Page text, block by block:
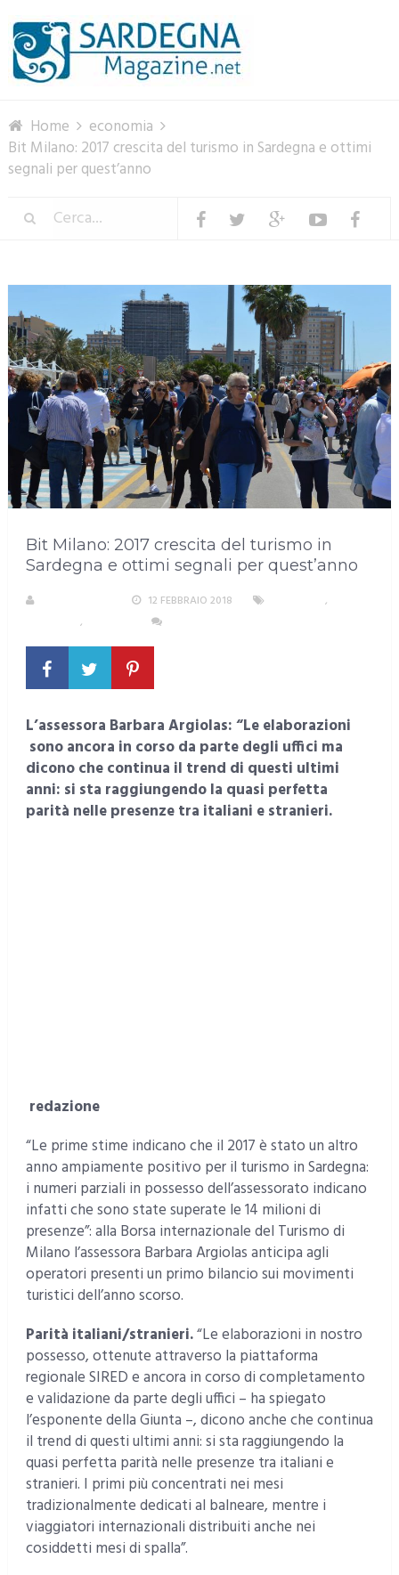
Home
economia
Bit Milano: 2017 crescita del turismo in Sardegna e ottimi
segnali per quest’anno
Bit Milano: 2017 crescita del turismo in
Sardegna e ottimi segnali per quest’anno
12 FEBBRAIO 2018
,
,
L’assessora Barbara Argiolas: “Le elaborazioni
sono ancora in corso da parte degli uffici ma
dicono che continua il trend di questi ultimi
anni: si sta raggiungendo la quasi perfetta
parità nelle presenze tra italiani e stranieri.
redazione
“Le prime stime indicano che il 2017 è stato un altro
anno ampiamente positivo per il turismo in Sardegna:
i numeri parziali in possesso dell’assessorato indicano
infatti che sono state superate le 14 milioni di
presenze”: alla Borsa internazionale del Turismo di
Milano l’assessora Barbara Argiolas anticipa agli
operatori presenti un primo bilancio sui movimenti
turistici dell’anno scorso.
Parità italiani/stranieri.“Le elaborazioni in nostro
possesso, ottenute attraverso la piattaforma
regionale SIRED e ancora in corso di completamento
e validazione da parte degli uffici – ha spiegato
l’esponente della Giunta –, dicono anche che continua
il trend di questi ultimi anni: si sta raggiungendo la
quasi perfetta parità nelle presenze tra italiani e
stranieri. I primi più concentrati nei mesi
tradizionalmente dedicati al balneare, mentre i
viaggiatori internazionali distribuiti anche nei
cosiddetti mesi di spalla”.